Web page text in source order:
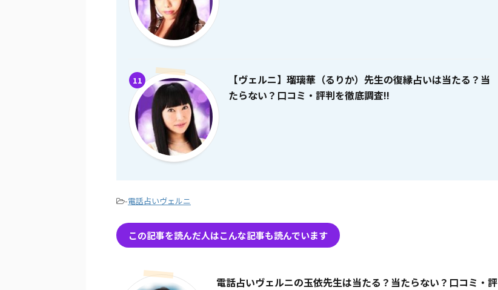
11
【ヴェルニ】瑠璃華（るりか）先生の復縁占いは当たる？当
たらない？口コミ・評判を徹底調査!!
-電話占いヴェルニ
この記事を読んだ人はこんな記事も読んでいます
電話占いヴェルニの玉依先生は当たる？当たらない？口コミ・評